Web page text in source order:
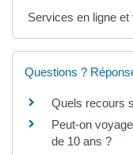
Services en ligne et
Questions ?
Quels recours
Peut-on
de 10 ans ?